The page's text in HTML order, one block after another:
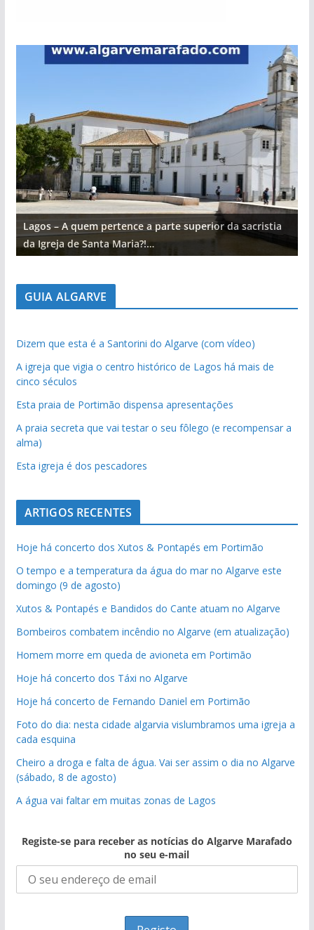
Lagos – A quem pertence a parte superior da sacristia
da Igreja de Santa Maria?!…
GUIA ALGARVE
Dizem que esta é a Santorini do Algarve (com vídeo)
A igreja que vigia o centro histórico de Lagos há mais de
cinco séculos
Esta praia de Portimão dispensa apresentações
A praia secreta que vai testar o seu fôlego (e recompensar a
alma)
Esta igreja é dos pescadores
ARTIGOS RECENTES
Hoje há concerto dos Xutos & Pontapés em Portimão
O tempo e a temperatura da água do mar no Algarve este
domingo (9 de agosto)
Xutos & Pontapés e Bandidos do Cante atuam no Algarve
Bombeiros combatem incêndio no Algarve (em atualização)
Homem morre em queda de avioneta em Portimão
Hoje há concerto dos Táxi no Algarve
Hoje há concerto de Fernando Daniel em Portimão
Foto do dia: nesta cidade algarvia vislumbramos uma igreja a
cada esquina
Cheiro a droga e falta de água. Vai ser assim o dia no Algarve
(sábado, 8 de agosto)
A água vai faltar em muitas zonas de Lagos
Registe-se para receber as notícias do Algarve Marafado
no seu e-mail